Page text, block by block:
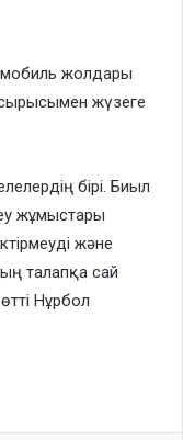
жолдары
жүзеге
бірі. Биыл
жұмыстары
және
талапқа сай
Нұрбол